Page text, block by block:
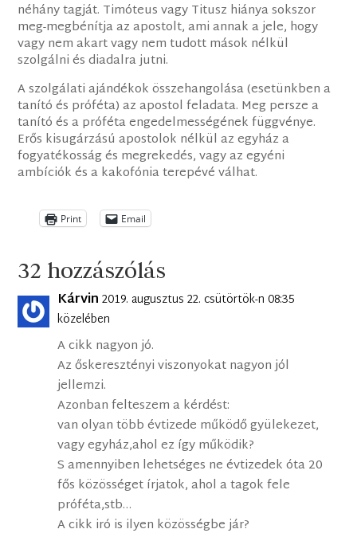
néhány tagját. Timóteus vagy Titusz hiánya sokszor
meg-megbénítja az apostolt, ami annak a jele, hogy
vagy nem akart vagy nem tudott mások nélkül
szolgálni és diadalra jutni.
A szolgálati ajándékok összehangolása (esetünkben a
tanító és próféta) az apostol feladata. Meg persze a
tanító és a próféta engedelmességének függvénye.
Erős kisugárzású apostolok nélkül az egyház a
fogyatékosság és megrekedés, vagy az egyéni
ambíciók és a kakofónia terepévé válhat.
Print Email
32 hozzászólás
Kárvin 2019. augusztus 22. csütörtök-n 08:35
közelében
A cikk nagyon jó.
Az őskeresztényi viszonyokat nagyon jól
jellemzi.
Azonban felteszem a kérdést:
van olyan több évtizede működő gyülekezet,
vagy egyház,ahol ez így működik?
S amennyiben lehetséges ne évtizedek óta 20
fős közösséget írjatok, ahol a tagok fele
próféta,stb…
A cikk iró is ilyen közösségbe jár?